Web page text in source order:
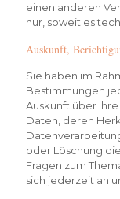
einen anderen
nur, soweit es
Auskunft,
Sie haben im
Bestimmungen
Auskunft über
Daten, deren
oder Löschung
Fragen zum
sich jederzeit an